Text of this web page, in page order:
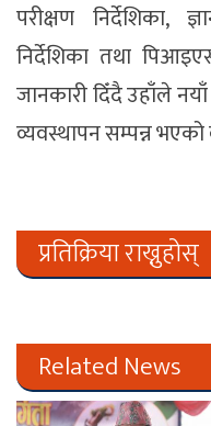
परीक्षण निर्देशिका,
निर्देशिका तथा
जानकारी दिँदै उहाँले
व्यवस्थापन सम्पन्न भएको
प्रतिक्रिया राख्नुहोस्
Related News